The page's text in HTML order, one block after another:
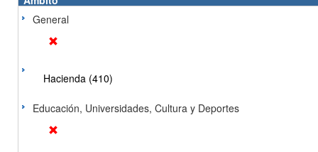
General
Hacienda (410)
Educación, Universidades, Cultura y Deportes